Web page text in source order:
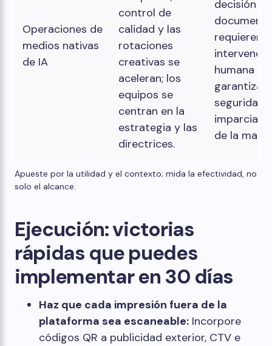
Operaciones de
medios nativas
de IA
control de
calidad y las
rotaciones
creativas se
aceleran; los
equipos se
centran en la
estrategia y las
directrices.
decisión
requieren
humana
garantizar
seguridad
de la
Apueste por la utilidad y el contexto; mida la efectividad, no
solo el alcance.
Ejecución: victorias
rápidas que puedes
implementar en 30 días
Haz que cada impresión fuera de la
plataforma sea escaneable: Incorpore
códigos QR a publicidad exterior, CTV e